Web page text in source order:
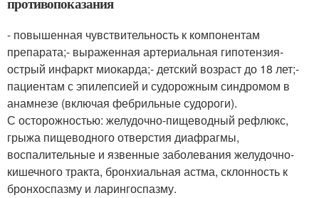
- повышенная чувствительность к компонентам
препарата;- выраженная артериальная гипотензия-
острый инфаркт миокарда;- детский возраст до 18 лет;-
пациентам с эпилепсией и судорожным синдромом в
анамнезе (включая фебрильные судороги).
С осторожностью: желудочно-пищеводный рефлюкс,
грыжа пищеводного отверстия диафрагмы,
воспалительные и язвенные заболевания желудочно-
кишечного тракта, бронхиальная астма, склонность к
бронхоспазму и ларингоспазму.